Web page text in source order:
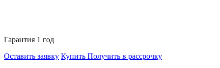
Гарантия 1 год
Оставить заявку Купить Получить в рассрочку